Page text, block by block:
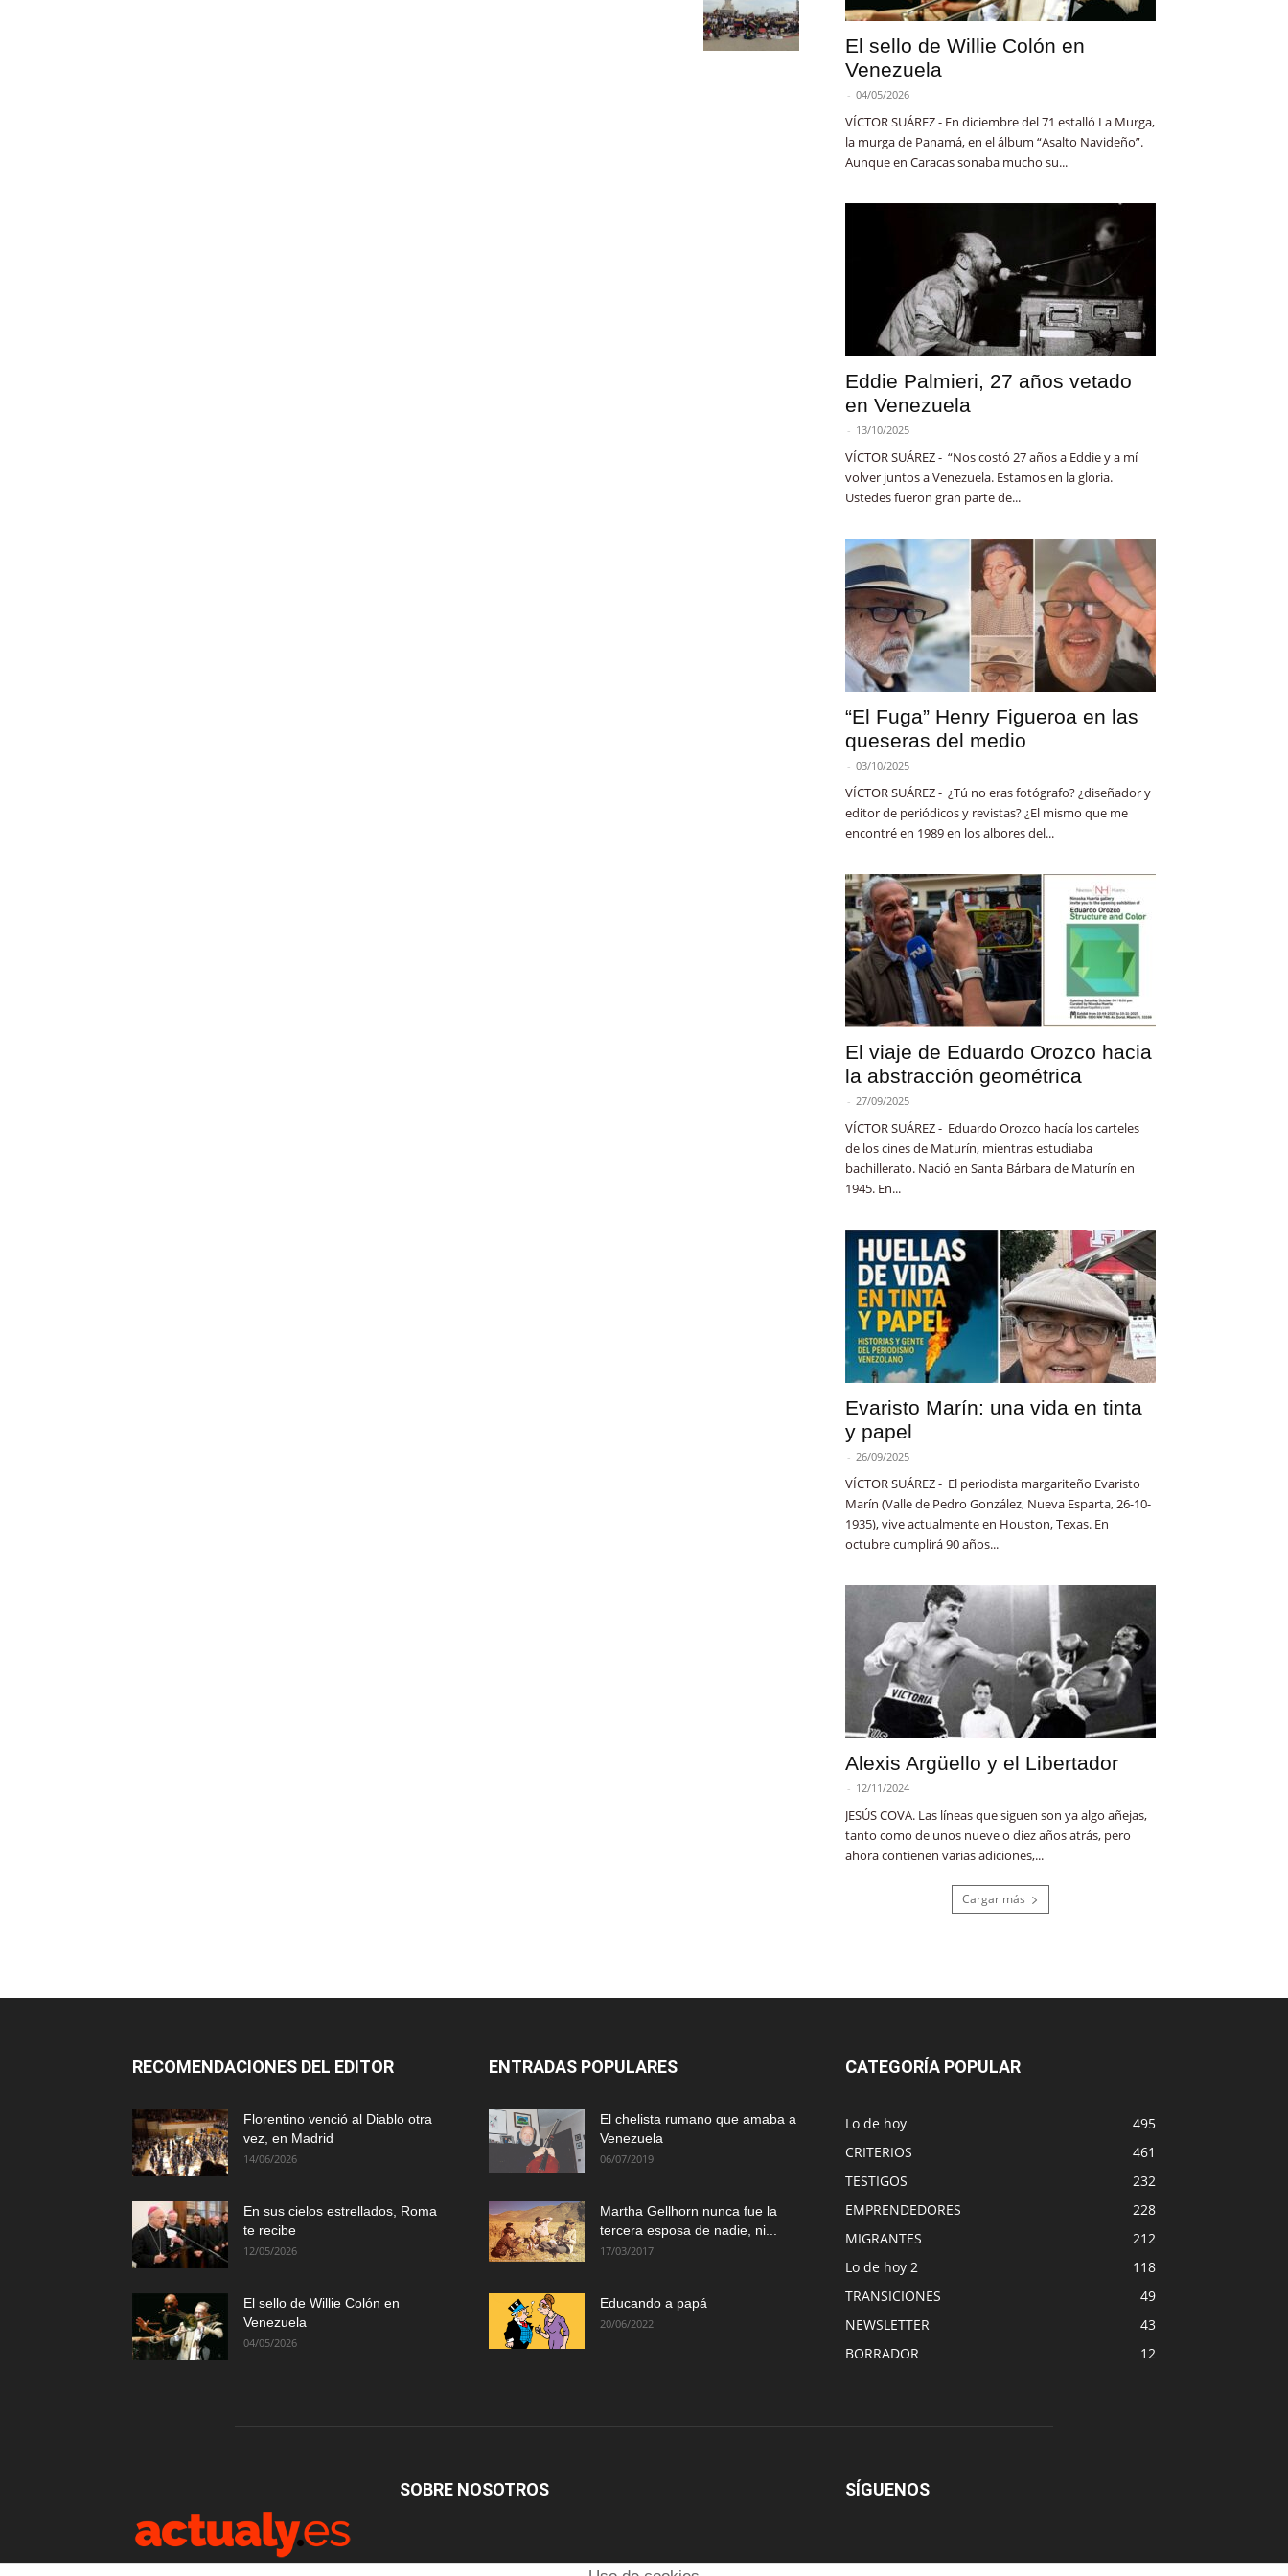
El sello de Willie Colón en
Venezuela
- 04/05/2026
VÍCTOR SUÁREZ - En diciembre del 71 estalló La Murga,
la murga de Panamá, en el álbum “Asalto Navideño”.
Aunque en Caracas sonaba mucho su...
Eddie Palmieri, 27 años vetado
en Venezuela
- 13/10/2025
VÍCTOR SUÁREZ - “Nos costó 27 años a Eddie y a mí
volver juntos a Venezuela. Estamos en la gloria.
Ustedes fueron gran parte de...
“El Fuga” Henry Figueroa en las
queseras del medio
- 03/10/2025
VÍCTOR SUÁREZ - ¿Tú no eras fotógrafo? ¿diseñador y
editor de periódicos y revistas? ¿El mismo que me
encontré en 1989 en los albores del...
El viaje de Eduardo Orozco hacia
la abstracción geométrica
- 27/09/2025
VÍCTOR SUÁREZ - Eduardo Orozco hacía los carteles
de los cines de Maturín, mientras estudiaba
bachillerato. Nació en Santa Bárbara de Maturín en
1945. En...
Evaristo Marín: una vida en tinta
y papel
- 26/09/2025
VÍCTOR SUÁREZ - El periodista margariteño Evaristo
Marín (Valle de Pedro González, Nueva Esparta, 26-10-
1935), vive actualmente en Houston, Texas. En
octubre cumplirá 90 años...
Alexis Argüello y el Libertador
- 12/11/2024
JESÚS COVA. Las líneas que siguen son ya algo añejas,
tanto como de unos nueve o diez años atrás, pero
ahora contienen varias adiciones,...
Cargar más
RECOMENDACIONES DEL EDITOR
Florentino venció al Diablo otra
vez, en Madrid
14/06/2026
En sus cielos estrellados, Roma
te recibe
12/05/2026
El sello de Willie Colón en
Venezuela
04/05/2026
ENTRADAS POPULARES
El chelista rumano que amaba a
Venezuela
06/07/2019
Martha Gellhorn nunca fue la
tercera esposa de nadie, ni...
17/03/2017
Educando a papá
20/06/2022
CATEGORÍA POPULAR
Lo de hoy
495
CRITERIOS
461
TESTIGOS
232
EMPRENDEDORES
228
MIGRANTES
212
Lo de hoy 2
118
TRANSICIONES
49
NEWSLETTER
43
BORRADOR
12
SOBRE NOSOTROS SÍGUENOS